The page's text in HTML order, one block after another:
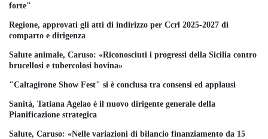
forte"
Regione, approvati gli atti di indirizzo per Ccrl 2025-2027 di
comparto e dirigenza
Salute animale, Caruso: «Riconosciuti i progressi della Sicilia contro
brucellosi e tubercolosi bovina»
"Caltagirone Show Fest" si è conclusa tra consensi ed applausi
Sanità, Tatiana Agelao è il nuovo dirigente generale della
Pianificazione strategica
Salute, Caruso: «Nelle variazioni di bilancio finanziamento da 15